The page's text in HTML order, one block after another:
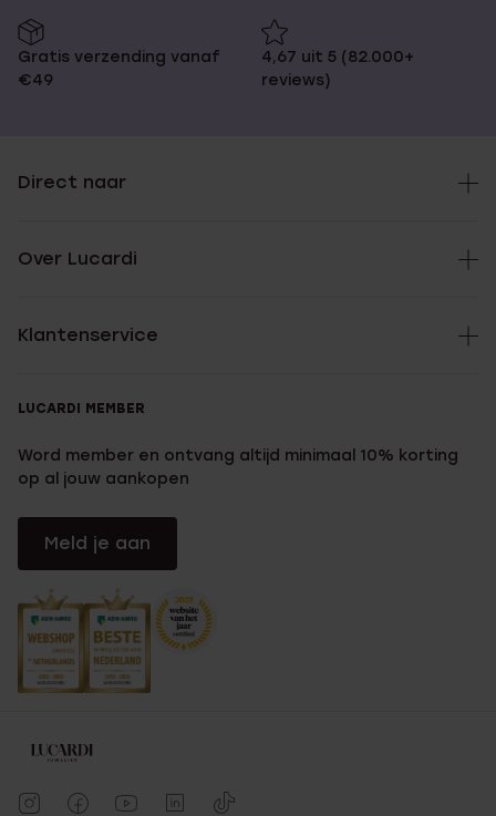
Gratis verzending vanaf
€49
4,67 uit 5 (82.000+
reviews)
Direct naar
Over Lucardi
Klantenservice
LUCARDI MEMBER
Word member en ontvang altijd minimaal 10% korting
op al jouw aankopen
Meld je aan